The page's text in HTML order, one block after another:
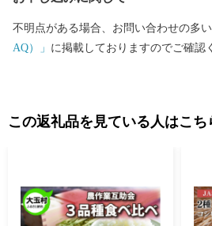
不明点がある場合、お問い合わせの多
AQ）」 に掲載しておりますのでご確認
この返礼品を見ている人はこち